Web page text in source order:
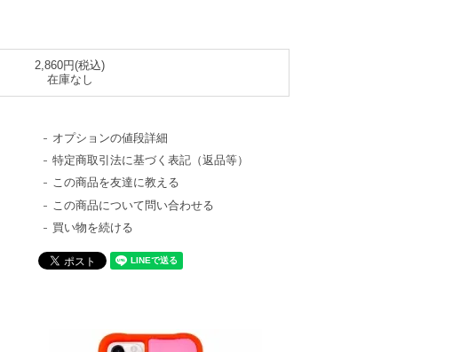
2,860円(税込)
在庫なし
オプションの値段詳細
特定商取引法に基づく表記（返品等）
この商品を友達に教える
この商品について問い合わせる
買い物を続ける